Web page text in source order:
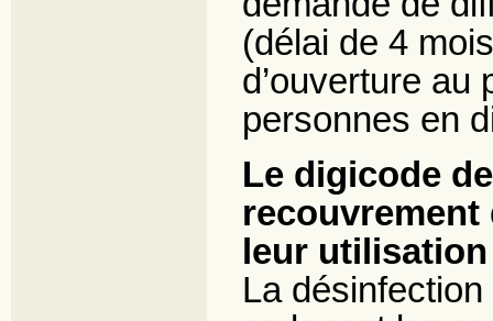
(délai de 4
d’ouverture
personnes en
Le digicode
recouvrement
leur
La